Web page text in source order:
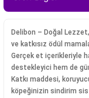
Delibon – Doğal
ve katkısız ödül
Gerçek et içerikleriyle
destekleyici hem de
Katkı maddesi,
köpeğinizin sindirim